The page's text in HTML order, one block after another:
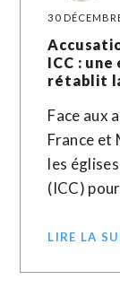
30
ICC :
rétablit
Face aux
France et
les
(ICC)
LIRE LA